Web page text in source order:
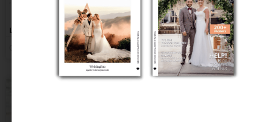
’Een droom komt uit’’ Je gaat trouwen! Na vele jaren
LEES VERDER